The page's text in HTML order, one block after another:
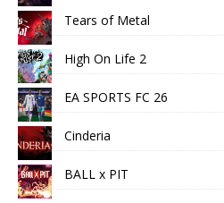
Tears of Metal
High On Life 2
EA SPORTS FC 26
Cinderia
BALL x PIT